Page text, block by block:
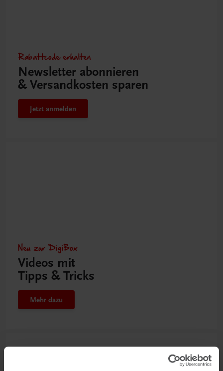
Rabattcode erhalten
Newsletter abonnieren
& Versandkosten sparen
Jetzt anmelden
Neu zur DigiBox
Videos mit
Tipps & Tricks
Mehr dazu